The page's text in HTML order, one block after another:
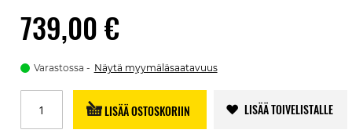
739,00 €
Varastossa Näytä myymäläsaatavuus
LISÄÄ OSTOSKORIIN LISÄÄ TOIVELISTALLE